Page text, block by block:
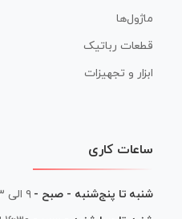
ماژول‌ها
قطعات رباتیک
ابزار و تجهیزات
ساعات کاری
شنبه تا پنج‌شنبه - صبح - ۹ الی ۱۳